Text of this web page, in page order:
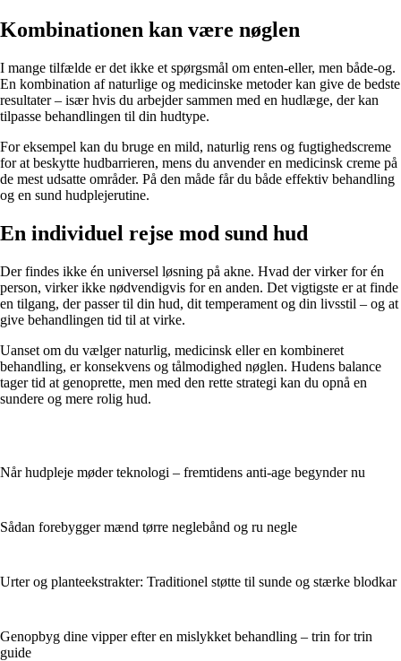
Kombinationen kan være nøglen
I mange tilfælde er det ikke et spørgsmål om enten-eller, men både-og.
En kombination af naturlige og medicinske metoder kan give de bedste
resultater – især hvis du arbejder sammen med en hudlæge, der kan
tilpasse behandlingen til din hudtype.
For eksempel kan du bruge en mild, naturlig rens og fugtighedscreme
for at beskytte hudbarrieren, mens du anvender en medicinsk creme på
de mest udsatte områder. På den måde får du både effektiv behandling
og en sund hudplejerutine.
En individuel rejse mod sund hud
Der findes ikke én universel løsning på akne. Hvad der virker for én
person, virker ikke nødvendigvis for en anden. Det vigtigste er at finde
en tilgang, der passer til din hud, dit temperament og din livsstil – og at
give behandlingen tid til at virke.
Uanset om du vælger naturlig, medicinsk eller en kombineret
behandling, er konsekvens og tålmodighed nøglen. Hudens balance
tager tid at genoprette, men med den rette strategi kan du opnå en
sundere og mere rolig hud.
Når hudpleje møder teknologi – fremtidens anti-age begynder nu
Sådan forebygger mænd tørre neglebånd og ru negle
Urter og planteekstrakter: Traditionel støtte til sunde og stærke blodkar
Genopbyg dine vipper efter en mislykket behandling – trin for trin
guide